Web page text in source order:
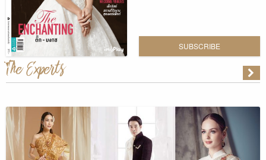
SUBSCRIBE
The Experts